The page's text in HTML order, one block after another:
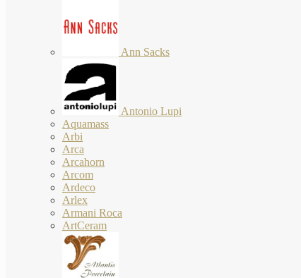
Ann Sacks
Antonio Lupi
Aquamass
Arbi
Arca
Arcahorn
Arcom
Ardeco
Arlex
Armani Roca
ArtCeram